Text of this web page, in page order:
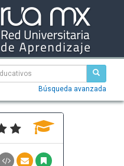
Búsqueda avanzada